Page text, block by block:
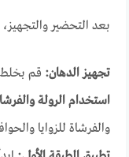
بعد التحضير
تجهيز الدهان: قم
استخدام الرولة
والفرشاة للزوايا